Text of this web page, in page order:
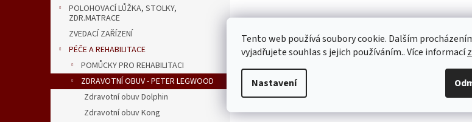
Tento web používá soubory cookie. Dalším
vyjadřujete souhlas s jejich používáním.. Více informací
Nastavení
POLOHOVACÍ LŮŽKA, STOLKY,
ZDR.MATRACE
ZVEDACÍ ZAŘÍZENÍ
PÉČE A REHABILITACE
POMŮCKY PRO REHABILITACI
ZDRAVOTNÍ OBUV - PETER LEGWOOD
Zdravotní obuv Dolphin
Zdravotní obuv Kong
Popis Diskuze